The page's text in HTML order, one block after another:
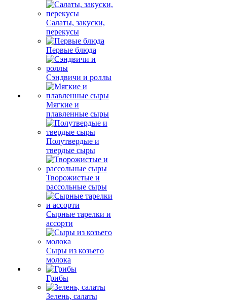
Салаты, закуски,
перекусы
Первые блюда
Сэндвичи и роллы
Мягкие и
плавленные сыры
Полутвердые и
твердые сыры
Творожистые и
рассольные сыры
Сырные тарелки и
ассорти
Сыры из козьего
молока
Грибы
Зелень, салаты